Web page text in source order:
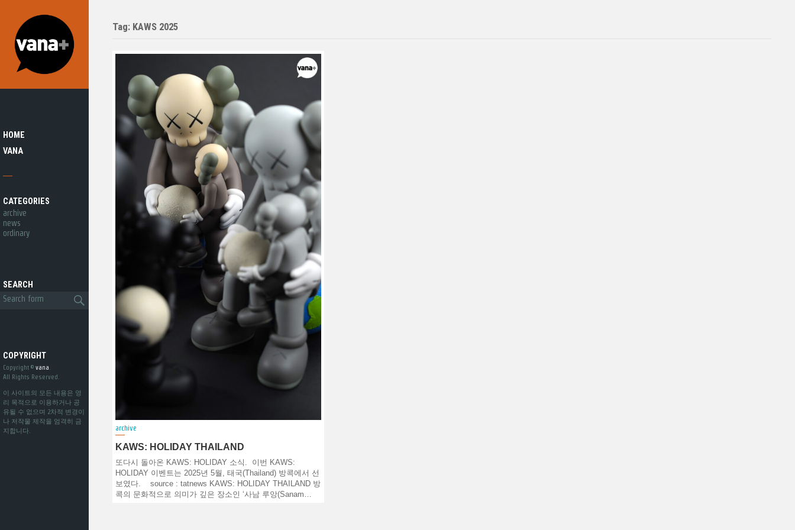
HOME
VANA
CATEGORIES
archive
news
ordinary
SEARCH
COPYRIGHT
Copyright © vana
All Rights Reserved.
이 사이트의 모든 내용은 영
리 목적으로 이용하거나 공
유될 수 없으며 2차적 변경이
나 저작물 제작을 엄격히 금
지합니다.
Tag: KAWS 2025
archive
KAWS: HOLIDAY THAILAND
또다시 돌아온 KAWS: HOLIDAY 소식. 이번 KAWS:
HOLIDAY 이벤트는 2025년 5월, 태국(Thailand) 방콕에서 선
보였다. source : tatnews KAWS: HOLIDAY THAILAND 방
콕의 문화적으로 의미가 깊은 장소인 ‘사남 루앙(Sanam…